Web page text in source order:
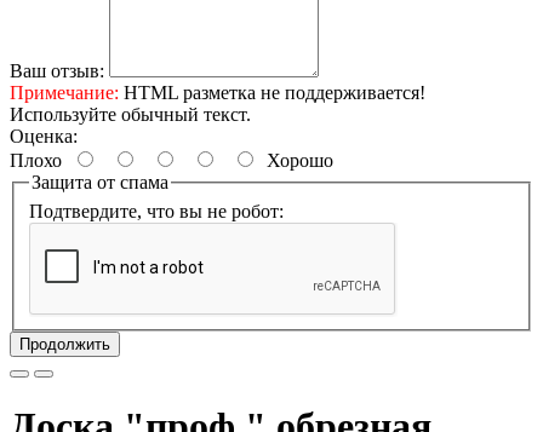
Ваш отзыв:
Примечание: HTML разметка не поддерживается!
Используйте обычный текст.
Оценка:
Плохо
Хорошо
Защита от спама
Подтвердите, что вы не робот:
Продолжить